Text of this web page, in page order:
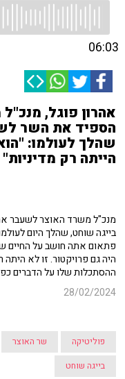
06:03
אהרון פוגל,
הספיד את השר
שהלך לעולמו:
הייתה רק מדיניות"
מנכ"ל משרד האוצר לשעבר
בייגה שוחט, שהלך היום
פתאום אתה חושב על החיים
היה גם פרויקטור. זו לא
ההסתכלות שלו על הדברים
28/02/2024
פוליטיקה שר האוצר
בייגה שוחט